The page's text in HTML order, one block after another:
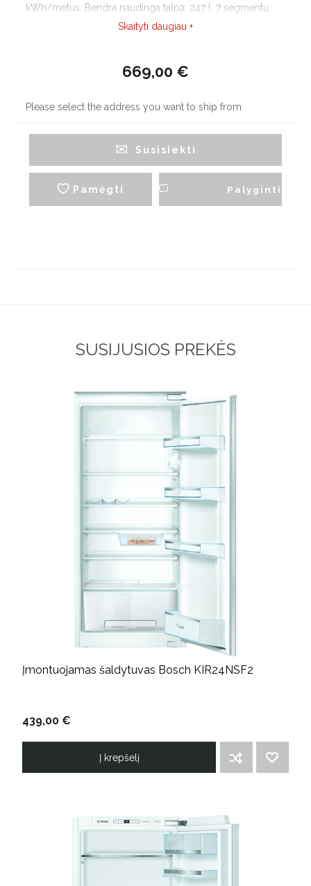
kWh/metus. Bendra naudinga talpa: 247 l. 7 segmentų
elektroninis valdymas.Skaityti daugiau +
669,00 €
Please select the address you want to ship from
Pamėgti
Susisiekti
Palyginti
SUSIJUSIOS PREKĖS
Įmontuojamas šaldytuvas Bosch KIR24NSF2
439,00 €
Į krepšelį